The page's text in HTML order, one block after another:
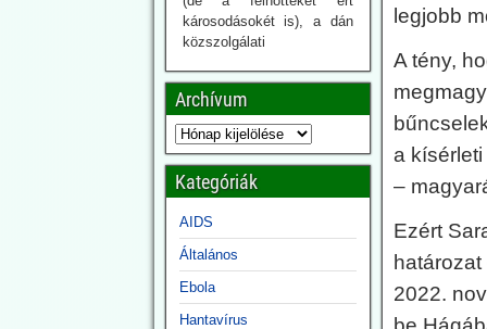
legjobb
A tény,
a
–
Ezért
2022.
műsorszolgáltató DR
(Danmarks Radio) vitát
indít erről. Egy
gyermekorvos, aki maga is
oltotta gyermekeket a
kovid ellen, figyelemre
méltó kijelentést tesz.
Nem szabadott volna az
egészséges gyermekeket
oltani, illetve oltásra
buzdítani.
2026.07.21.
Jonfleetwood.com:
A US Army már
Archívum
Kategóriák
AIDS
Általános
Ebola
Hantavírus